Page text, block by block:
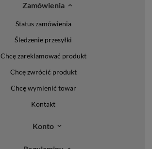
Zamówienia
Status zamówienia
Śledzenie przesyłki
Chcę zareklamować produkt
Chcę zwrócić produkt
Chcę wymienić towar
Kontakt
Konto